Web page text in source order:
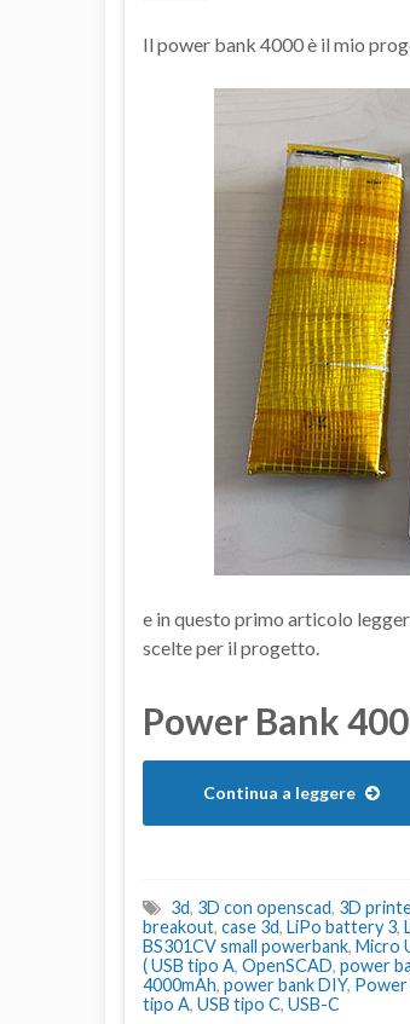
Il power bank 4000 è il mio
e in questo primo articolo
scelte per il progetto.
Power Bank
Continua a leggere
3d, 3D con openscad, 3D
breakout, case 3d, LiPo battery 3,
BS301CV small powerbank, Micro
( USB tipo A, OpenSCAD, power
4000mAh, power bank DIY,
tipo A, USB tipo C, USB-C